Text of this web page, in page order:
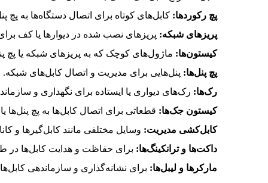
پچ رکوردها: کابل‌های کوتاه برای اتصال دستگاه‌ها به پچ
پریزهای شبکه: پریزهای نصب شده در دیوارها یا کف
کیستون‌ها: ماژول‌های کوچک که به پریزهای شبکه یا پچ
پچ پنل‌ها: پنل‌هایی برای مدیریت و اتصال کابل‌های شبکه.
رک‌ها: رک‌های دیواری یا ایستاده برای نگهداری و
کیستون جک‌ها: قطعاتی برای اتصال کابل‌ها به پچ پنل‌ها
کابل‌کشی مدیریت: وسایل مختلفی مانند کابل‌گیرها و
داکت‌ها و ترانکینگ‌ها: برای حفاظت و هدایت کابل‌ها
مارکرها و لیبل‌ها: برای نشانه‌گذاری و سازماندهی